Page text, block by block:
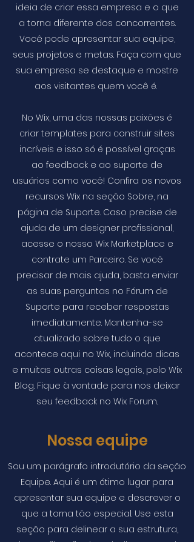
ideia de criar essa empresa e o que
a torna diferente dos concorrentes.
Você pode apresentar sua equipe,
seus projetos e metas. Faça com que
sua empresa se destaque e mostre
aos visitantes quem você é.
No Wix, uma das nossas paixões é
criar templates para construir sites
incríveis e isso só é possível graças
ao feedback e ao suporte de
usuários como você! Confira os novos
recursos Wix na seção Sobre, na
página de Suporte. Caso precise de
ajuda de um designer profissional,
acesse o nosso Wix Marketplace e
contrate um Parceiro. Se você
precisar de mais ajuda, basta enviar
as suas perguntas no Fórum de
Suporte para receber respostas
imediatamente. Mantenha-se
atualizado sobre tudo o que
acontece aqui no Wix, incluindo dicas
e muitas outras coisas legais, pelo Wix
Blog. Fique à vontade para nos deixar
seu feedback no Wix Forum.
Nossa equipe
Sou um parágrafo introdutório da seção
Equipe. Aqui é um ótimo lugar para
apresentar sua equipe e descrever o
que a torna tão especial. Use esta
seção para delinear a sua estrutura,